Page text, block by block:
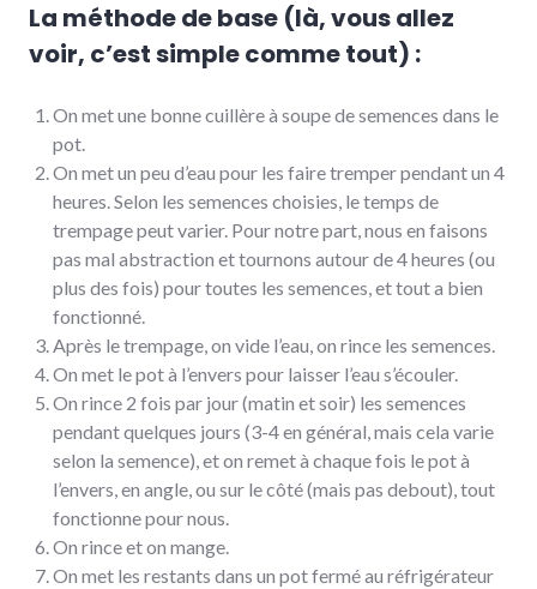
La méthode de base (là, vous allez
voir, c’est simple comme tout) :
On met une bonne cuillère à soupe de semences dans le
pot.
On met un peu d’eau pour les faire tremper pendant un 4
heures. Selon les semences choisies, le temps de
trempage peut varier. Pour notre part, nous en faisons
pas mal abstraction et tournons autour de 4 heures (ou
plus des fois) pour toutes les semences, et tout a bien
fonctionné.
Après le trempage, on vide l’eau, on rince les semences.
On met le pot à l’envers pour laisser l’eau s’écouler.
On rince 2 fois par jour (matin et soir) les semences
pendant quelques jours (3-4 en général, mais cela varie
selon la semence), et on remet à chaque fois le pot à
l’envers, en angle, ou sur le côté (mais pas debout), tout
fonctionne pour nous.
On rince et on mange.
On met les restants dans un pot fermé au réfrigérateur